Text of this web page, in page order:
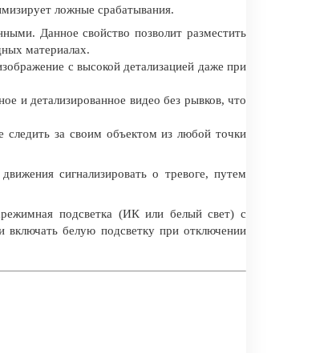
ложные срабатывания.
Данное свойство позволит разместить
материалах.
с высокой детализацией даже при
и детализированное видео без рывков, что
за своим объектом из любой точки
сигнализировать о тревоге, путем
подсветка (ИК или белый свет) с
включать белую подсветку при отключении